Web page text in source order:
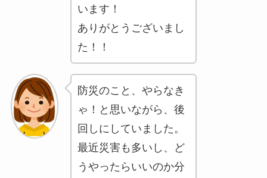
います！
ありがとうございまし
た！！
防災のこと、やらなき
ゃ！と思いながら、後
回しにしていました。
最近災害も多いし、ど
うやったらいいのか分